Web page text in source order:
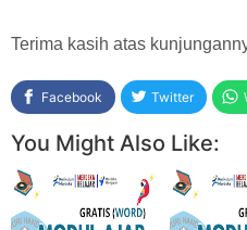
Terima kasih atas
Facebook Twitter
You Might Also Like: